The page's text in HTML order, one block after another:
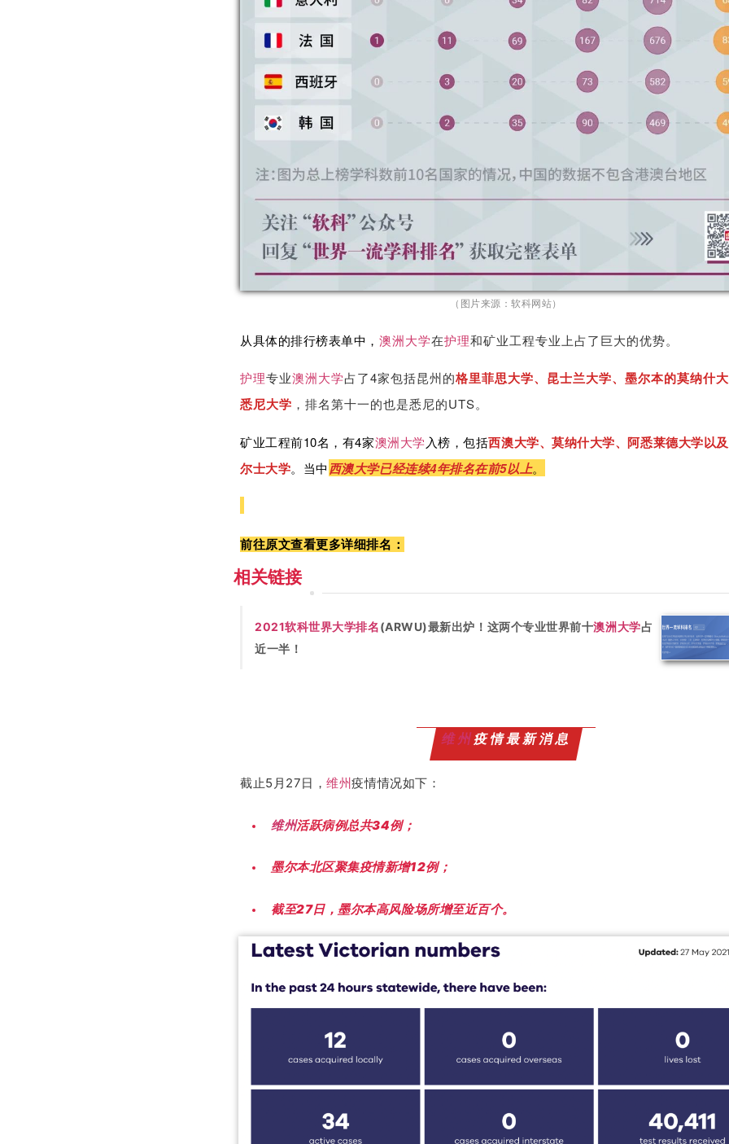
（图片来源：软科网站）
从具体的排行榜表单中， 澳洲大学在护理和矿业工程专业上占了巨大的优势。
护理专业澳洲大学占了4家包括昆州的格里菲思大学、昆士兰大学、墨尔本的莫纳什
悉尼大学 ，排名第十一的也是悉尼的UTS。
矿业工程前10名，有4家澳洲大学入榜，包括西澳大学、莫纳什大学、阿悉莱德大学以
尔士大学。当中西澳大学已经连续4年排名在前5以上。
前往原文查看更多详细排名：
相关链接
2021软科世界大学排名(ARWU)最新出炉！这两个专业世界前十澳洲大学占
近一半！
维州疫情最新消息
截止5月27日，维州疫情情况如下：
维州活跃病例总共34例；
墨尔本北区聚集疫情新增12例；
截至27日，墨尔本高风险场所增至近百个。